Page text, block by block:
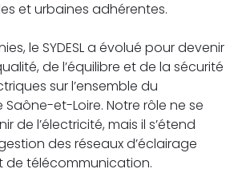
et urbaines adhérentes.
le SYDESL a évolué pour devenir
de l’équilibre et de la sécurité
sur l’ensemble du
et-Loire. Notre rôle ne se
de l’électricité, mais il s’étend
des réseaux d’éclairage
de télécommunication.